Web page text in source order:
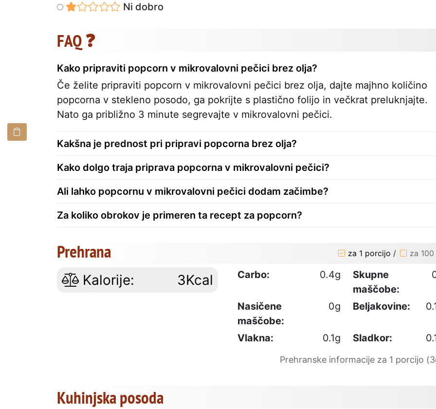
Ni dobro
FAQ ❓
Kako pripraviti popcorn v mikrovalovni pečici brez olja?
Če želite pripraviti popcorn v mikrovalovni pečici brez olja, dajte majhno količino
popcorna v stekleno posodo, ga pokrijte s plastično folijo in večkrat preluknjajte.
Nato ga približno 3 minute segrevajte v mikrovalovni pečici.
Kakšna je prednost pri pripravi popcorna brez olja?
Kako dolgo traja priprava popcorna v mikrovalovni pečici?
Ali lahko popcornu v mikrovalovni pečici dodam začimbe?
Za koliko obrokov je primeren ta recept za popcorn?
Prehrana za 1 porcijo / za 100
Kalorije: 3Kcal Carbo: 0.4g
Skupne
maščobe:
Nasičene
maščobe:
0g Beljakovine:
Vlakna: 0.1g Sladkor:
Prehranske informacije za 1 porcijo
Kuhinjska posoda